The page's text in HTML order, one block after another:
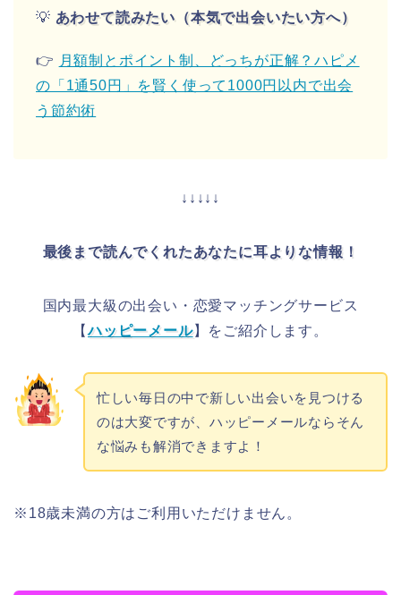
💡 あわせて読みたい（本気で出会いたい方へ）
👉 月額制とポイント制、どっちが正解？ハピメ
の「1通50円」を賢く使って1000円以内で出会
う節約術
↓↓↓↓↓
最後まで読んでくれたあなたに耳よりな情報！
国内最大級の出会い・恋愛マッチングサービス
【ハッピーメール】をご紹介します。
忙しい毎日の中で新しい出会いを見つける
のは大変ですが、ハッピーメールならそん
な悩みも解消できますよ！
※18歳未満の方はご利用いただけません。